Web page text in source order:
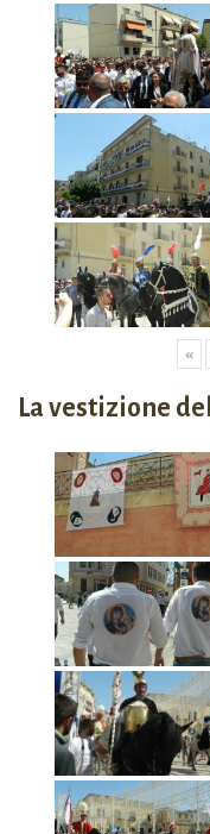
«
La vestizione